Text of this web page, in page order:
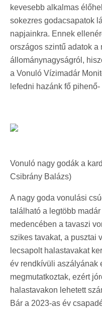
kevesebb alkalmas
sokezres godacsapatok
napjainkra. Ennek
országos szintű adatok a
állománynagyságról,
a Vonuló Vízimadár
lefedni hazánk fő
Vonuló nagy godák a
Csibrány Balázs)
A nagy goda vonulási
található a legtöbb
medencében a tavaszi
szikes tavakat, a pusztai
lecsapolt halastavakat
év rendkívüli aszályának
megmutatkoztak, ezért
halastavakon lehetett
Bár a 2023-as év